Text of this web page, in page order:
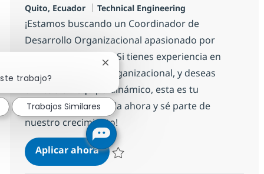
Ubicación
Quito, Ecuador Categoría
Technical Engineering
¡Estamos buscando un Coordinador de
Desarrollo Organizacional apasionado por
potenciar el talento! Si tienes experiencia en
formación y clima organizacional, y deseas
unirte a un equipo dinámico, esta es tu
oportunidad. ¡Postula ahora y sé parte de
nuestro crecimiento!
Aplicar ahoraTecnico Desarrollador JR
trabajo?
Cerrar notificación de chatbot
Trabajos Similares